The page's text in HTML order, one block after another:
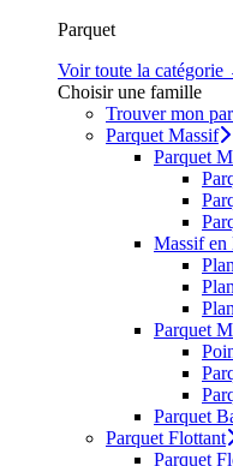
Parquet
Voir toute la catégorie
Choisir une famille
Trouver mon
Parquet Massif
Parquet
Massif
Parquet
Parquet
Parquet Flottant
Parquet